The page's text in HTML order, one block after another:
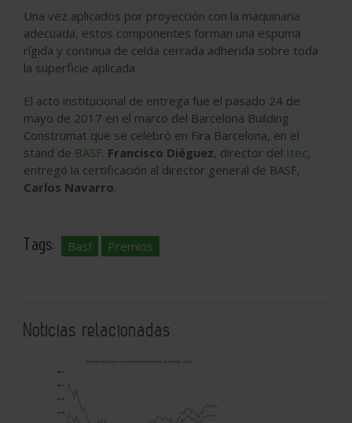
Una vez aplicados por proyección con la maquinaria
adecuada, estos componentes forman una espuma
rígida y continua de celda cerrada adherida sobre toda
la superficie aplicada.
El acto institucional de entrega fue el pasado 24 de
mayo de 2017 en el marco del Barcelona Building
Construmat que se celebró en Fira Barcelona, en el
stand de BASF. Francisco Diéguez, director del Itec,
entregó la certificación al director general de BASF,
Carlos Navarro.
Tags: Basf Premios
Noticias relacionadas